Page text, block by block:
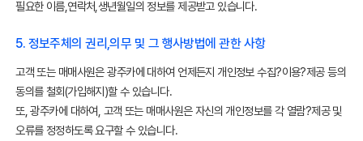
필요한 이름,연락처,생년월일의 정보를 제공받고 있습니다.
5. 정보주체의 권리,의무 및 그 행사방법에 관한 사항
고객 또는 매매사원은 광주카에 대하여 언제든지 개인정보 수집?이용?제공 등의
동의를 철회(가입해지)할 수 있습니다.
또, 광주카에 대하여, 고객 또는 매매사원은 자신의 개인정보를 각 열람?제공 및
오류를 정정하도록 요구할 수 있습니다.